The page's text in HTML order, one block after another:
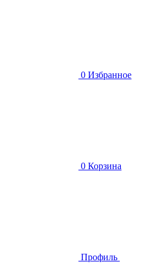
0 Избранное
0 Корзина
Профиль